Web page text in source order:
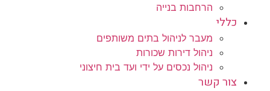
הרחבות בנייה
כללי
מעבר לניהול בתים משותפים
ניהול דירות שכורות
ניהול נכסים על ידי ועד בית חיצוני
צור קשר